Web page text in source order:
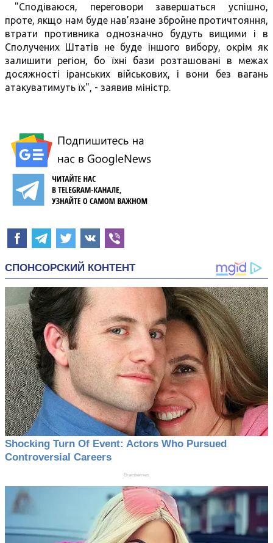
"Сподіваюся, переговори завершаться успішно,
проте, якщо нам буде нав’язане збройне протичтояння,
втрати противника однозначно будуть вищими і в
Сполучених Штатів не буде іншого вибору, окрім як
залишити регіон, бо їхні бази розташовані в межах
досяжності іранських військових, і вони без вагань
атакуватимуть їх", - заявив міністр.